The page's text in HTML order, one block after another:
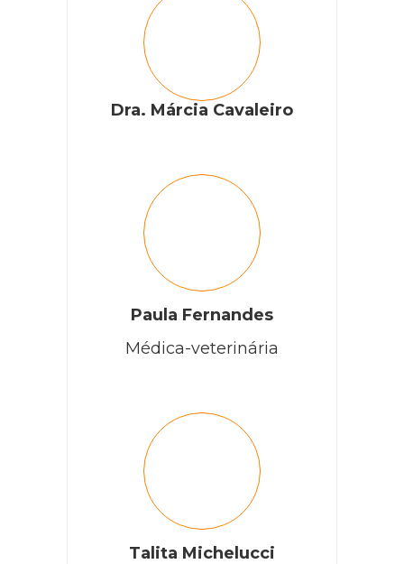
Dra. Márcia Cavaleiro
Paula Fernandes
Médica-veterinária
Talita Michelucci